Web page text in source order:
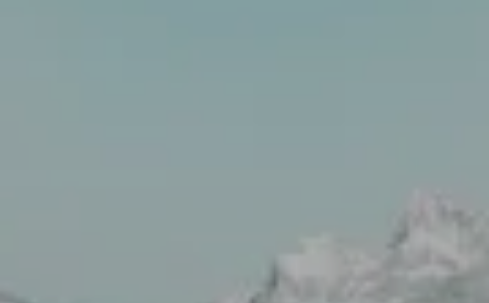
UTAJENÝCH
MEDZI